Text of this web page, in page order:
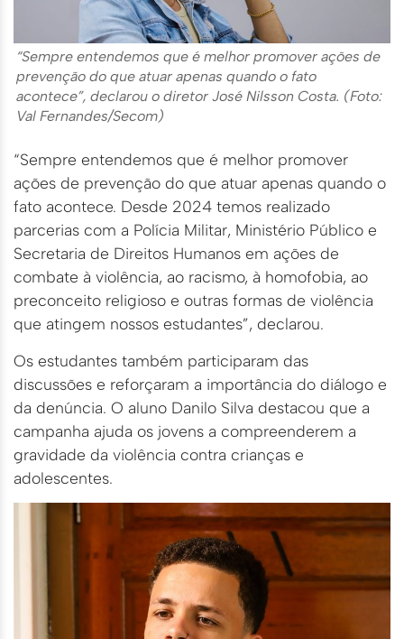
“Sempre entendemos que é melhor promover ações de
prevenção do que atuar apenas quando o fato
acontece”, declarou o diretor José Nilsson Costa. (Foto:
Val Fernandes/Secom)
“Sempre entendemos que é melhor promover
ações de prevenção do que atuar apenas quando o
fato acontece. Desde 2024 temos realizado
parcerias com a Polícia Militar, Ministério Público e
Secretaria de Direitos Humanos em ações de
combate à violência, ao racismo, à homofobia, ao
preconceito religioso e outras formas de violência
que atingem nossos estudantes”, declarou.
Os estudantes também participaram das
discussões e reforçaram a importância do diálogo e
da denúncia. O aluno Danilo Silva destacou que a
campanha ajuda os jovens a compreenderem a
gravidade da violência contra crianças e
adolescentes.